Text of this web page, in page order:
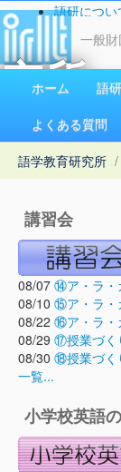
一般財
究所
語研につい
お問い合わせ
ホーム 語
よくある質問
語学教育研究所 /
講習会
08/07 ⑭ア・ラ・
08/10 ⑮ア・ラ・
08/22 ⑯ア・ラ・
08/29 ⑰授業づく
08/30 ⑱授業づく
一覧...
小学校英語